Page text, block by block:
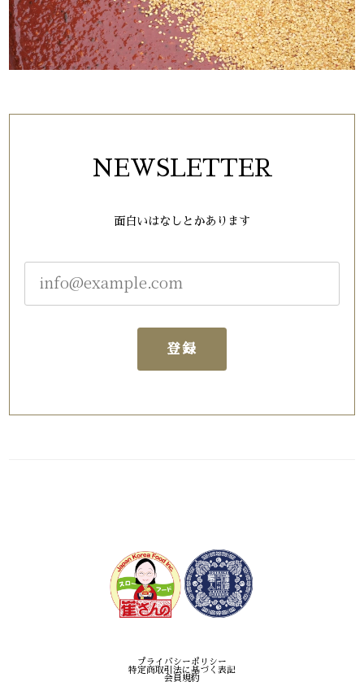
柚子入り水キムチ(310g）
2026/05/20
ナスキムチ（310g）
ご飯の良いおかずになり、うれしいです。
キキョウキムチ（270g）
海鮮ネギチヂミ（1枚）
2026/05/20
NEWSLETTER
面白いはなしとかあります
登録
プライバシーポリシー
特定商取引法に基づく表記
会員規約